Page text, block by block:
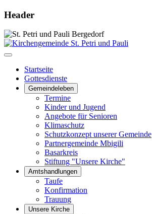
Header
Startseite
Gottesdienste
Gemeindeleben
Termine
Kinder und Jugend
Angebote für Senioren
Klimaschutz
Schutzkonzept unserer Gemeinde
Partnergemeinde Mbigili
Basarkreis
Stiftung "Unsere Kirche"
Amtshandlungen
Taufe
Konfirmation
Trauung
Unsere Kirche